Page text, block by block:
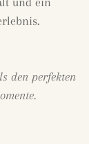
den perfekten